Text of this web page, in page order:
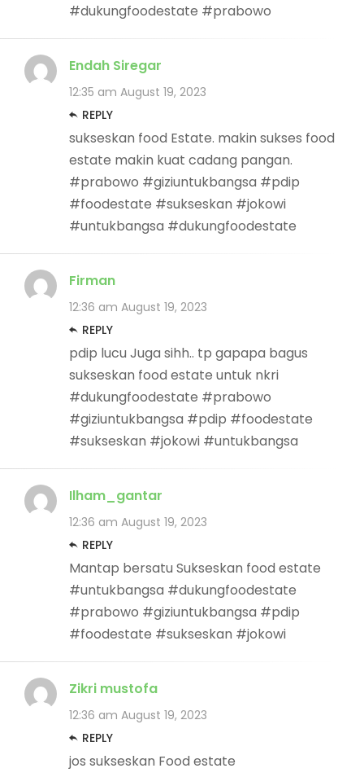
#dukungfoodestate #prabowo
Endah Siregar
12:35 am August 19, 2023
REPLY
sukseskan food Estate. makin sukses food
estate makin kuat cadang pangan.
#prabowo #giziuntukbangsa #pdip
#foodestate #sukseskan #jokowi
#untukbangsa #dukungfoodestate
Firman
12:36 am August 19, 2023
REPLY
pdip lucu Juga sihh.. tp gapapa bagus
sukseskan food estate untuk nkri
#dukungfoodestate #prabowo
#giziuntukbangsa #pdip #foodestate
#sukseskan #jokowi #untukbangsa
Ilham_gantar
12:36 am August 19, 2023
REPLY
Mantap bersatu Sukseskan food estate
#untukbangsa #dukungfoodestate
#prabowo #giziuntukbangsa #pdip
#foodestate #sukseskan #jokowi
Zikri mustofa
12:36 am August 19, 2023
REPLY
jos sukseskan Food estate